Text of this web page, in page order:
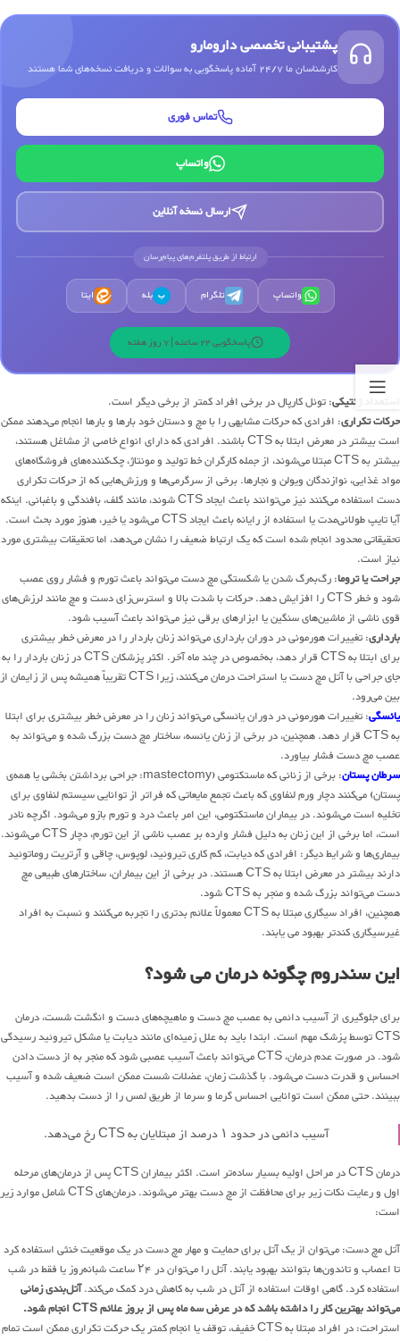
پشتیبانی تخصصی دارومارو
کارشناسان ما 24/7 آماده پاسخگویی به سوالات و دریافت نسخه‌های شما هستند
تماس فوری
واتساپ
ارسال نسخه آنلاین
ارتباط از طریق پلتفرم‌های پیام‌رسان
واتساپ تلگرام ب بله ایتا
پاسخگویی 24 ساعته | 7 روز هفته
استعداد ژنتیکی: تونل کارپال در برخی افراد کمتر از برخی دیگر است.
حرکات تکراری: افرادی که حرکات مشابهی را با مچ و دستان خود بارها و بارها انجام می‌دهند ممکن
است بیشتر در معرض ابتلا به CTS باشند. افرادی که دارای انواع خاصی از مشاغل هستند،
بیشتر به CTS مبتلا می‌شوند، از جمله کارگران خط تولید و مونتاژ، چک‌کننده‌های فروشگاه‌های
مواد غذایی، نوازندگان ویولن و نجارها. برخی از سرگرمی‌ها و ورزش‌هایی که از حرکات تکراری
دست استفاده می‌کنند نیز می‌توانند باعث ایجاد CTS شوند، مانند گلف، بافندگی و باغبانی. اینکه
آیا تایپ طولانی‌مدت یا استفاده از رایانه باعث ایجاد CTS می‌شود یا خیر، هنوز مورد بحث است.
تحقیقاتی محدود انجام شده است که یک ارتباط ضعیف را نشان می‌دهد، اما تحقیقات بیشتری مورد
نیاز است.
جراحت یا تروما: رگ‌به‌رگ شدن یا شکستگی مچ دست می‌تواند باعث تورم و فشار روی عصب
شود و خطر CTS را افزایش دهد. حرکات با شدت بالا و استرس‌زای دست و مچ مانند لرزش‌های
قوی ناشی از ماشین‌های سنگین یا ابزارهای برقی نیز می‌تواند باعث آسیب شود.
بارداری: تغییرات هورمونی در دوران بارداری می‌تواند زنان باردار را در معرض خطر بیشتری
برای ابتلا به CTS قرار دهد، به‌خصوص در چند ماه آخر. اکثر پزشکان CTS در زنان باردار را به
جای جراحی با آتل مچ دست یا استراحت درمان می‌کنند، زیرا CTS تقریباً همیشه پس از زایمان از
بین می‌رود.
یائسگی: تغییرات هورمونی در دوران یائسگی می‌تواند زنان را در معرض خطر بیشتری برای ابتلا
به CTS قرار دهد. همچنین، در برخی از زنان یائسه، ساختار مچ دست بزرگ شده و می‌تواند به
عصب مچ دست فشار بیاورد.
سرطان پستان
: برخی از زنانی که ماستکتومی (mastectomy: جراحی برداشتن بخشی یا همه‌ی
پستان) می‌کنند دچار ورم لنفاوی که باعث تجمع مایعاتی که فراتر از توانایی سیستم لنفاوی برای
تخلیه است می‌شوند. در بیماران ماستکتومی، این امر باعث درد و تورم بازو می‌شود. اگرچه نادر
است، اما برخی از این زنان به دلیل فشار وارده بر عصب ناشی از این تورم، دچار CTS می‌شوند.
بیماری‌ها و شرایط دیگر: افرادی که دیابت، کم کاری تیروئید، لوپوس، چاقی و آرتریت روماتوئید
دارند بیشتر در معرض ابتلا به CTS هستند. در برخی از این بیماران، ساختارهای طبیعی مچ
دست می‌تواند بزرگ شده و منجر به CTS شود.
همچنین، افراد سیگاری مبتلا به CTS معمولاً علائم بدتری را تجربه می‌کنند و نسبت به افراد
غیرسیگاری کندتر بهبود می یابند.
این سندروم چگونه درمان می شود؟
برای جلوگیری از آسیب دائمی به عصب مچ دست و ماهیچه‌های دست و انگشت شست، درمان
CTS توسط پزشک مهم است. ابتدا باید به علل زمینه‌ای مانند دیابت یا مشکل تیروئید رسیدگی
شود. در صورت عدم درمان، CTS می‌تواند باعث آسیب عصبی شود که منجر به از دست دادن
احساس و قدرت دست می‌شود. با گذشت زمان، عضلات شست ممکن است ضعیف شده و آسیب
ببینند. حتی ممکن است توانایی احساس گرما و سرما از طریق لمس را از دست بدهید.
آسیب دائمی در حدود ۱ درصد از مبتلایان به CTS رخ می‌دهد.
درمان CTS در مراحل اولیه بسیار ساده‌تر است. اکثر بیماران CTS پس از درمان‌های مرحله
اول و رعایت نکات زیر برای محافظت از مچ دست بهتر می‌شوند. درمان‌های CTS شامل موارد زیر
است:
آتل مچ دست: می‌توان از یک آتل برای حمایت و مهار مچ دست در یک موقعیت خنثی استفاده کرد
تا اعصاب و تاندون‌ها بتوانند بهبود یابند. آتل را می‌توان در ۲۴ ساعت شبانه‌روز یا فقط در شب
استفاده کرد. گاهی اوقات استفاده از آتل در شب به کاهش درد کمک می‌کند.آتل‌بندی زمانی
می‌تواند بهترین کار را داشته باشد که در عرض سه ماه پس از بروز علائم CTS انجام شود.
استراحت: در افراد مبتلا به CTS خفیف، توقف یا انجام کمتر یک حرکت تکراری ممکن است تمام